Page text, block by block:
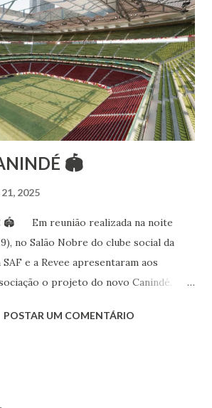
(Kalbelia, Banjara, Ghoomar, Chair).
e professora de dança. Dedica-se há
pesquisa de danças étnicas, em especial
e indianas. Iniciou seus estudos de
idade (em 1982) no balé clássico,
atividades co...
🏟
2025
🏟 Em reunião realizada na noite
no Salão Nobre do clube social da
e a Revee apresentaram aos
o projeto do novo Canindé.
clube social, edifício garagem
POSTAR UM COMENTÁRIO